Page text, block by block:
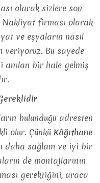
olarak sizlere son
Nakliyat firması olarak
ve eşyaların nasıl
veriyoruz. Bu sayede
anılan bir hale gelmiş
bulunduğu adresten
olur. Çünkü Kâğıthane
daha sağlam ve iyi bir
de montajlarının
gerektiğini, araca